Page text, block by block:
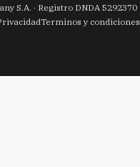
S.A. · Registro DNDA 5292370
Terminos y condiciones